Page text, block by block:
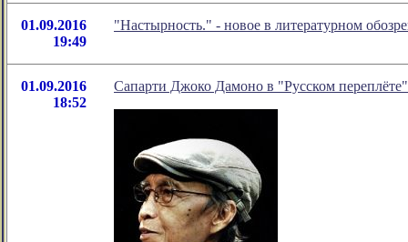
01.09.2016
19:49
"Настырность." - новое в литературном
01.09.2016
18:52
Сапарти Джоко Дамоно в "Русском переплёте"